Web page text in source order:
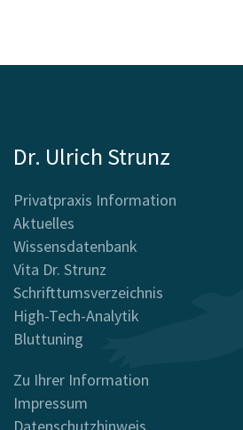
Dr. Ulrich Strunz
Privatpraxis Information
Aktuelles
Wissensdatenbank
Vita Dr. Strunz
Schrifttumsverzeichnis
High-Tech-Analytik
Bluttuning
Zu Ihrer Information
Impressum